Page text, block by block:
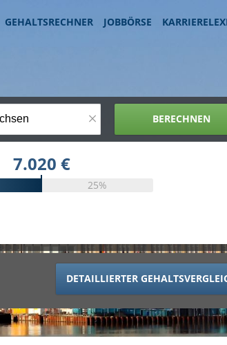
GEHALTSRECHNER JOBBÖRSE
× BERECHNEN
7.020 €
25%
DETAILLIERTER